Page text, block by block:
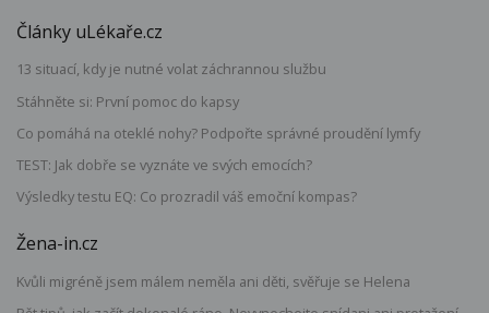
Články uLékaře.cz
13 situací, kdy je nutné volat záchrannou službu
Stáhněte si: První pomoc do kapsy
Co pomáhá na oteklé nohy? Podpořte správné proudění lymfy
TEST: Jak dobře se vyznáte ve svých emocích?
Výsledky testu EQ: Co prozradil váš emoční kompas?
Žena-in.cz
Kvůli migréně jsem málem neměla ani děti, svěřuje se Helena